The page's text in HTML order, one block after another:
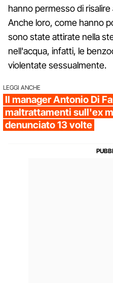
hanno permesso di
Anche loro, come hanno
sono state attirate nella
nell'acqua, infatti, le
violentate sessualmente.
LEGGI ANCHE
Il manager Antonio Di
maltrattamenti sull'ex
denunciato 13 volte